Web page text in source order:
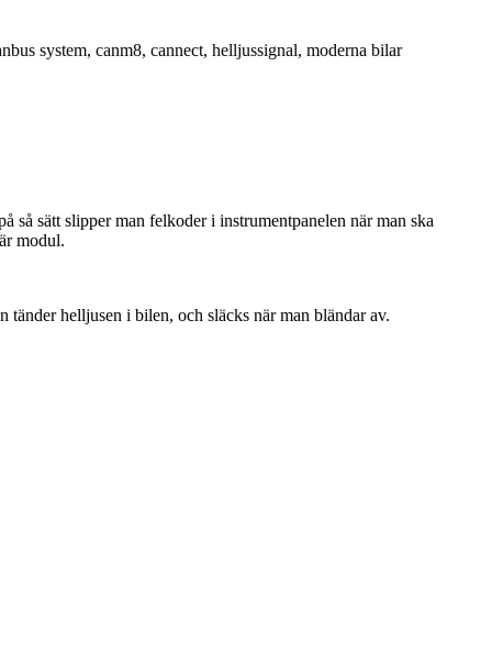
system, canm8, cannect, helljussignal, moderna bilar
så sätt slipper man felkoder i instrumentpanelen när man ska
modul.
helljusen i bilen, och släcks när man bländar av.